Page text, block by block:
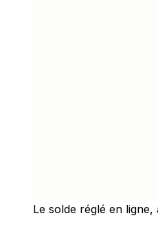
Le solde réglé en ligne,